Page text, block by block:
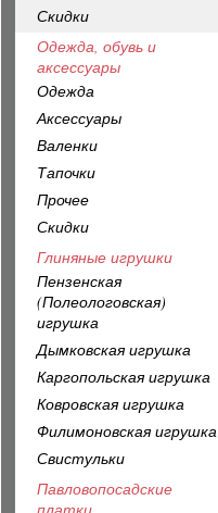
Скидки
Одежда, обувь и
аксессуары
Одежда
Аксессуары
Валенки
Тапочки
Прочее
Скидки
Глиняные игрушки
Пензенская
(Полеологовская)
игрушка
Дымковская игрушка
Каргопольская игрушка
Ковровская игрушка
Филимоновская игрушка
Свистульки
Павловопосадские